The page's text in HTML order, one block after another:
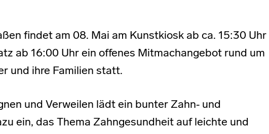
findet am 08. Mai am Kunstkiosk ab ca. 15:30 Uhr
ab 16:00 Uhr ein offenes Mitmachangebot rund um
und ihre Familien statt.
und Verweilen lädt ein bunter Zahn‑ und
ein, das Thema Zahngesundheit auf leichte und